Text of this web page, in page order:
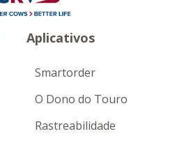
Aplicativos
Smartorder
O Dono do Touro
Rastreabilidade